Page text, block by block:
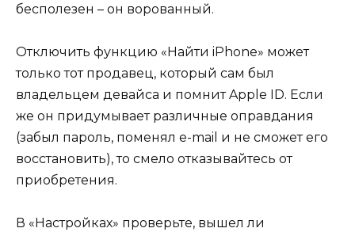
бесполезен – он ворованный.
Отключить функцию «Найти iPhone» может
только тот продавец, который сам был
владельцем девайса и помнит Apple ID. Если
же он придумывает различные оправдания
(забыл пароль, поменял e-mail и не сможет его
восстановить), то смело отказывайтесь от
приобретения.
В «Настройках» проверьте, вышел ли